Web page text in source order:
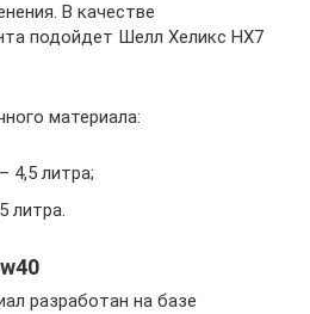
В качестве
подойдет Шелл Хеликс HX7
материала:
4,5 литра;
литра.
разработан на базе